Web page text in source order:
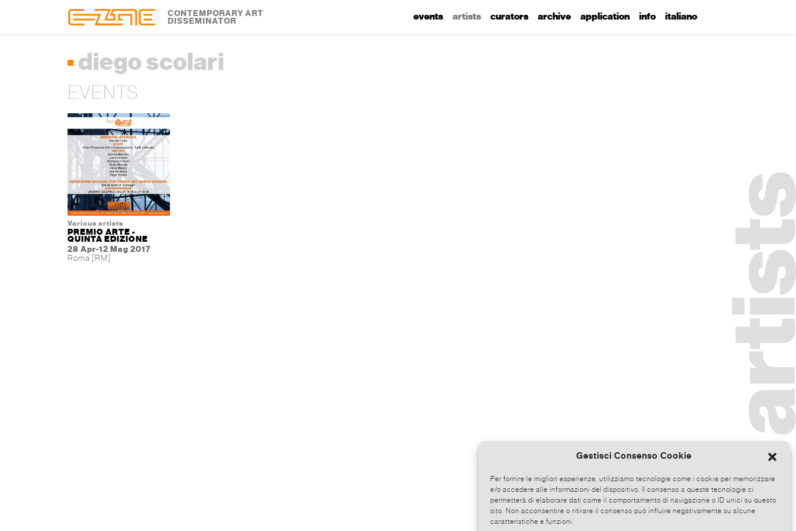
Gestisci Consenso Cookie
Per fornire le migliori esperienze, utilizziamo tecnologie come i cookie per memorizzare
e/o accedere alle informazioni del dispositivo. Il consenso a queste tecnologie ci
permetterà di elaborare dati come il comportamento di navigazione o ID unici su questo
sito. Non acconsentire o ritirare il consenso può influire negativamente su alcune
caratteristiche e funzioni.
CONTEMPORARY ART
DISSEMINATOR events artists curators archive application info italiano
diego scolari
EVENTS
Various artists
PREMIO ARTE -
QUINTA EDIZIONE
28 Apr-12 Mag 2017
Roma [RM]